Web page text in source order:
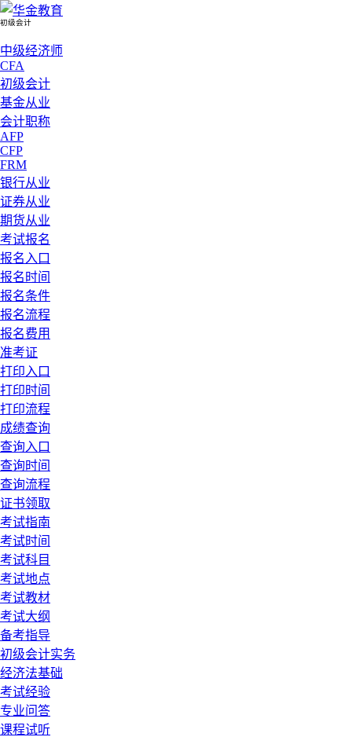
初级会计
中级经济师
CFA
初级会计
基金从业
会计职称
AFP
CFP
FRM
银行从业
证券从业
期货从业
考试报名
报名入口
报名时间
报名条件
报名流程
报名费用
准考证
打印入口
打印时间
打印流程
成绩查询
查询入口
查询时间
查询流程
证书领取
考试指南
考试时间
考试科目
考试地点
考试教材
考试大纲
备考指导
初级会计实务
经济法基础
考试经验
专业问答
课程试听